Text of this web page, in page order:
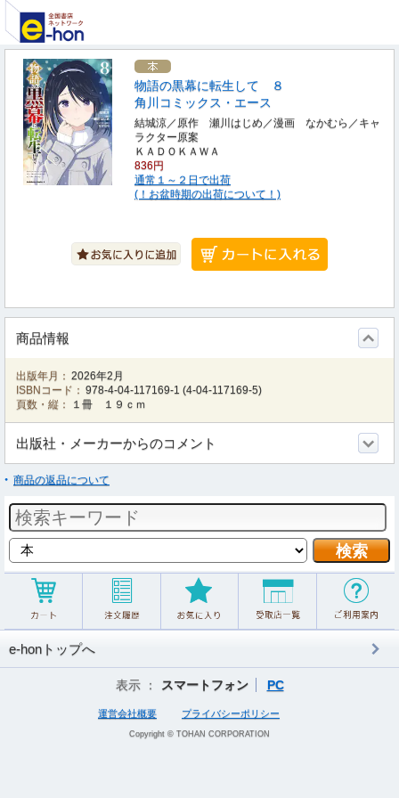
物語の黒幕に転生して ８
角川コミックス・エース
結城涼／原作 瀬川はじめ／漫画 なかむら／キャ
ラクター原案
ＫＡＤＯＫＡＷＡ
836円
通常１～２日で出荷
(！お盆時期の出荷について！)
商品情報
出版年月： 2026年2月
ISBNコード： 978-4-04-117169-1 (4-04-117169-5)
頁数・縦：
１冊 １９ｃｍ
出版社・メーカーからのコメント
商品の返品について
e-honトップへ
表示 ： スマートフォン PC
運営会社概要 プライバシーポリシー
Copyright © TOHAN CORPORATION